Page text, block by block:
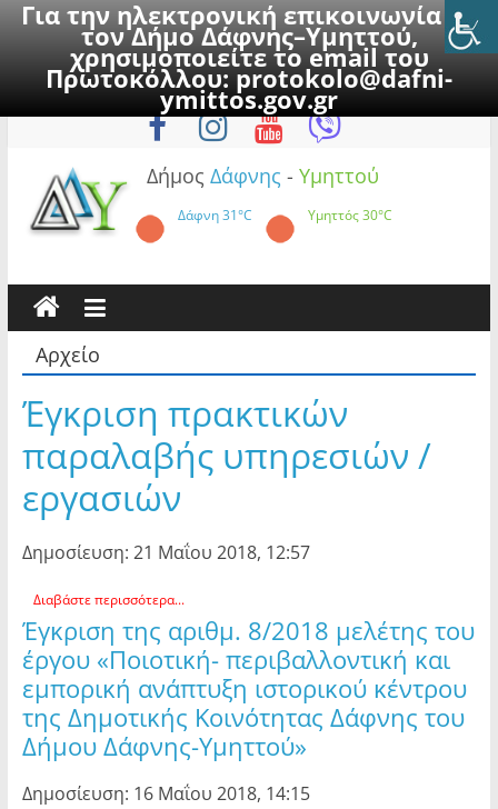
Για την ηλεκτρονική επικοινωνία με
τον Δήμο Δάφνης–Υμηττού,
χρησιμοποιείτε το email του
Πρωτοκόλλου:protokolo@dafni-
ymittos.gov.gr
to
Παρασκευή, 7 Αυγούστου 2026
Δήμος Δάφνης - Υμηττού
Δάφνη31°C Υμηττός30°C
Αρχείο
Έγκριση πρακτικών
παραλαβής υπηρεσιών /
εργασιών
Δημοσίευση: 21 Μαΐου 2018, 12:57
Διαβάστε περισσότερα...
Έγκριση της αριθμ. 8/2018 μελέτης του
έργου «Ποιοτική- περιβαλλοντική και
εμπορική ανάπτυξη ιστορικού κέντρου
της Δημοτικής Κοινότητας Δάφνης του
Δήμου Δάφνης-Υμηττού»
Δημοσίευση: 16 Μαΐου 2018, 14:15